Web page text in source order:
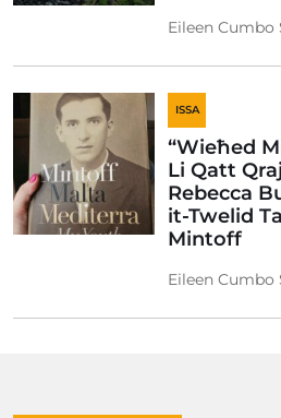
Eileen Cumbo
ISSA
“Wieħed
Li Qatt
Rebecca
it-Twelid
Mintoff
Eileen Cumbo